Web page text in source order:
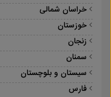
خراسان شمالی
خوزستان
زنجان
سمنان
سیستان و بلوچستان
فارس